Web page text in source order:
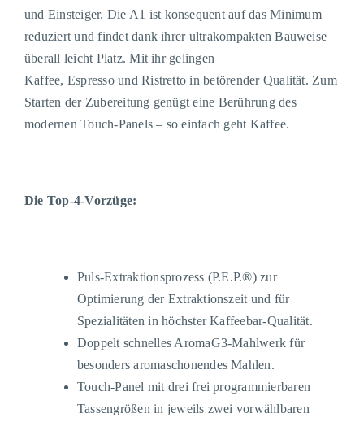
und Einsteiger. Die A1 ist konsequent auf das Minimum
reduziert und findet dankihrerultrakompakten Bauweise
überall leicht Platz. Mit ihrgelingen
Kaffee, EspressoundRistretto in betörender Qualität. Zum
Starten der Zubereitung genügt eine Berührung des
modernen Touch-Panels – so einfach geht Kaffee.
Die Top-4-Vorzüge:
Puls-Extraktionsprozess (P.E.P.®) zur
Optimierung der Extraktionszeit und für
Spezialitäten in höchster Kaffeebar-Qualität.
Doppelt schnelles AromaG3-Mahlwerk für
besonders aromaschonendes Mahlen.
Touch-Panel mit drei frei programmierbaren
Tassengrößen in jeweils zwei vorwählbaren